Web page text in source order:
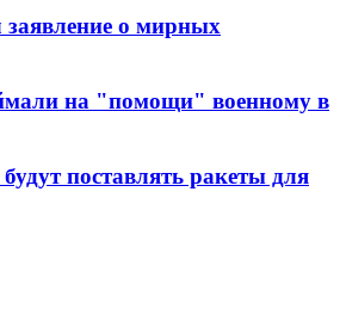
заявление о мирных
на "помощи" военному в
поставлять ракеты для